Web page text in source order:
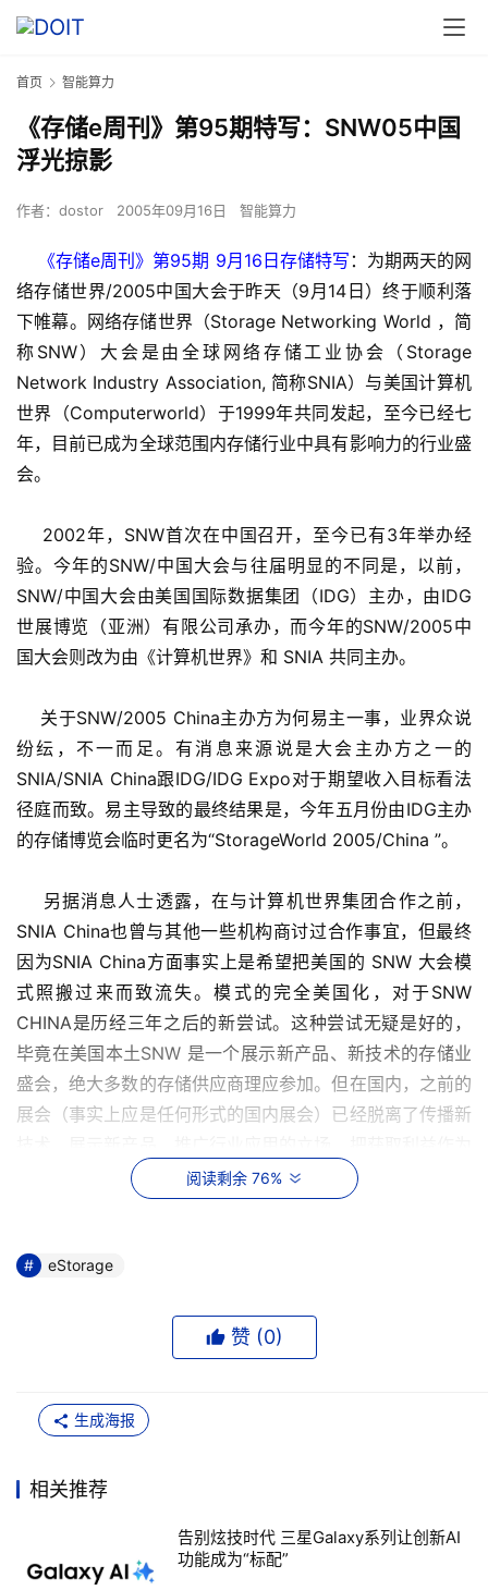
首页 智能算力
《存储e周刊》第95期特写：SNW05中国
浮光掠影
作者： dostor 2005年09月16日 智能算力
《存储e周刊》第95期 9月16日存储特写 ：为期两天的网
络存储世界/2005中国大会于昨天（9月14日）终于顺利落
下帷幕。网络存储世界（Storage Networking World ，简
称SNW）大会是由全球网络存储工业协会（Storage
Network Industry Association, 简称SNIA）与美国计算机
世界（Computerworld）于1999年共同发起，至今已经七
年，目前已成为全球范围内存储行业中具有影响力的行业盛
会。
2002年，SNW首次在中国召开，至今已有3年举办经
验。今年的SNW/中国大会与往届明显的不同是，以前，
SNW/中国大会由美国国际数据集团（IDG）主办，由IDG
世展博览（亚洲）有限公司承办，而今年的SNW/2005中
国大会则改为由《计算机世界》和 SNIA 共同主办。
关于SNW/2005 China主办方为何易主一事，业界众说
纷纭，不一而足。有消息来源说是大会主办方之一的
SNIA/SNIA China跟IDG/IDG Expo对于期望收入目标看法
径庭而致。易主导致的最终结果是，今年五月份由IDG主办
的存储博览会临时更名为“StorageWorld 2005/China ”。
另据消息人士透露，在与计算机世界集团合作之前，
SNIA China也曾与其他一些机构商讨过合作事宜，但最终
因为SNIA China方面事实上是希望把美国的 SNW 大会模
式照搬过来而致流失。模式的完全美国化，对于SNW
CHINA是历经三年之后的新尝试。这种尝试无疑是好的，
毕竟在美国本土SNW 是一个展示新产品、新技术的存储业
盛会，绝大多数的存储供应商理应参加。但在国内，之前的
展会（事实上应是任何形式的国内展会）已经脱离了传播新
首要前提，这一点为众多厂商及用户所诟病。
为主、保持中立的会议，旨在推动存储行业的整体发展，
实践”的目的呢？在笔者看来还是有些不尽人意的地方。
USA春季大会的热烈程度来比对中国的网络存储世界。毕竟
也大都在美国研发并推广开，因此 SNW USA 大会主导了
新发展趋势。在 SNW/2005 USA 春季大会上，我们就看
到了 WAFS 、虚拟化、 4Gig 、存储管理计划规范（SMI-
阅读剩余 76%
eStorage
赞 (0)
生成海报
相关推荐
告别炫技时代 三星Galaxy系列让创新AI
功能成为“标配”